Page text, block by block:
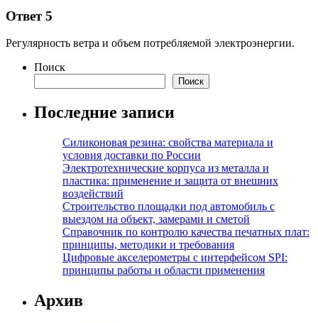
Ответ 5
Регулярность ветра и объем потребляемой электроэнергии.
Поиск
Поиск
Последние записи
Силиконовая резина: свойства материала и
условия доставки по России
Электротехнические корпуса из металла и
пластика: применение и защита от внешних
воздействий
Строительство площадки под автомобиль с
выездом на объект, замерами и сметой
Справочник по контролю качества печатных плат:
принципы, методики и требования
Цифровые акселерометры с интерфейсом SPI:
принципы работы и области применения
Архив